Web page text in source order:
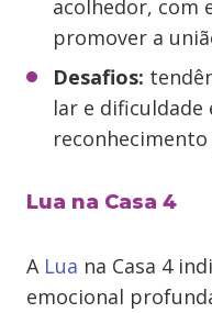
acolhedor, com
promover a
Desafios:
lar e
Lua na Casa 4
A Lua na Casa 4
emocional